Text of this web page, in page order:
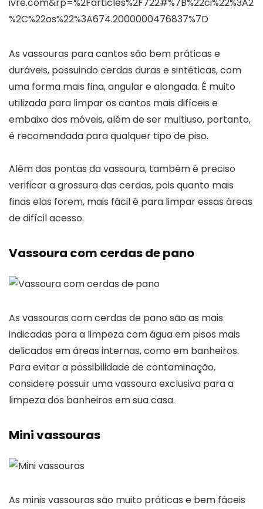
ivre.com&rp=%2Farticles%2F722#%7B%22ci%22%3A2
%2C%22os%22%3A674.2000000476837%7D
As vassouras para cantos são bem práticas e
duráveis, possuindo cerdas duras e sintéticas, com
uma forma mais fina, angular e alongada. É muito
utilizada para limpar os cantos mais difíceis e
embaixo dos móveis, além de ser multiuso, portanto,
é recomendada para qualquer tipo de piso.
Além das pontas da vassoura, também é preciso
verificar a grossura das cerdas, pois quanto mais
finas elas forem, mais fácil é para limpar essas áreas
de difícil acesso.
Vassoura com cerdas de pano
As vassouras com cerdas de pano são as mais
indicadas para a limpeza com água em pisos mais
delicados em áreas internas, como em banheiros.
Para evitar a possibilidade de contaminação,
considere possuir uma vassoura exclusiva para a
limpeza dos banheiros em sua casa.
Mini vassouras
As minis vassouras são muito práticas e bem fáceis